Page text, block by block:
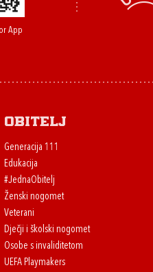
App
Obitelj
Generacija 111
Edukacija
#JednaObitelj
Ženski nogomet
Veterani
Dječji i školski nogomet
Osobe s invaliditetom
UEFA Playmakers